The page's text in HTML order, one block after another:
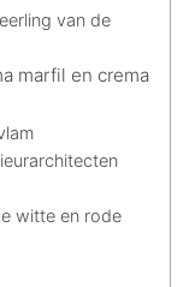
van de
marfil en crema
witte en rode